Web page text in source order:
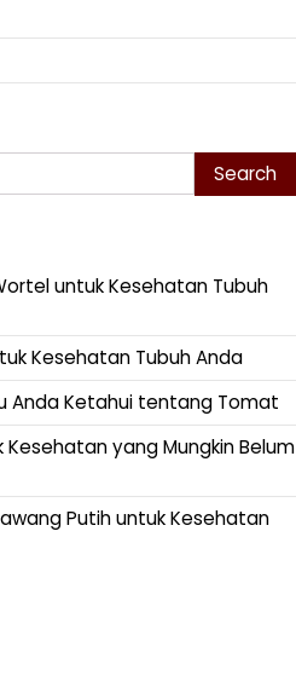
untuk Kesehatan Tubuh
Kesehatan Tubuh Anda
Anda Ketahui tentang Tomat
yang Mungkin Belum
Putih untuk Kesehatan